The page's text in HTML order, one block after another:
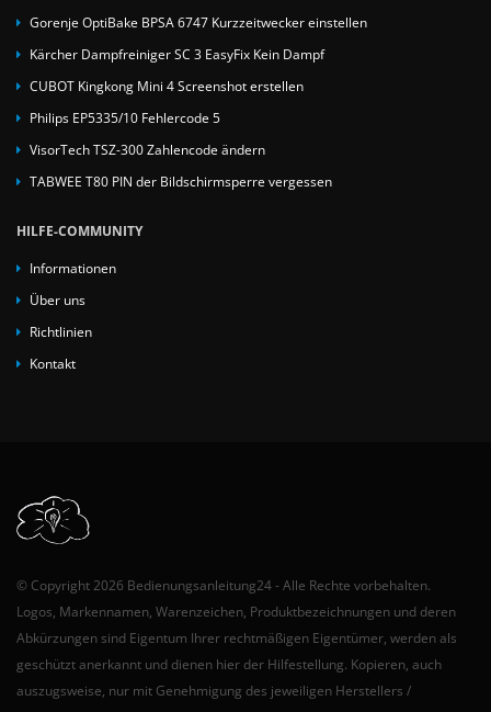
Gorenje OptiBake BPSA 6747 Kurzzeitwecker einstellen
Kärcher Dampfreiniger SC 3 EasyFix Kein Dampf
CUBOT Kingkong Mini 4 Screenshot erstellen
Philips EP5335/10 Fehlercode 5
VisorTech TSZ-300 Zahlencode ändern
TABWEE T80 PIN der Bildschirmsperre vergessen
HILFE-COMMUNITY
Informationen
Über uns
Richtlinien
Kontakt
© Copyright 2026 Bedienungsanleitung24 - Alle Rechte vorbehalten.
Logos, Markennamen, Warenzeichen, Produktbezeichnungen und deren
Abkürzungen sind Eigentum Ihrer rechtmäßigen Eigentümer, werden als
geschützt anerkannt und dienen hier der Hilfestellung. Kopieren, auch
auszugsweise, nur mit Genehmigung des jeweiligen Herstellers /